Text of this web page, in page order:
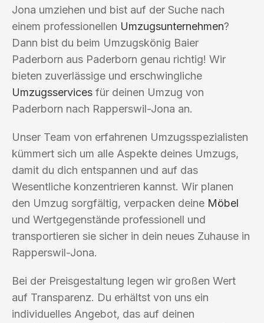
Jona umziehen und bist auf der Suche nach
einem professionellen Umzugsunternehmen?
Dann bist du beim Umzugskönig Baier
Paderborn aus Paderborn genau richtig! Wir
bieten zuverlässige und erschwingliche
Umzugsservices für deinen Umzug von
Paderborn nach Rapperswil-Jona an.
Unser Team von erfahrenen Umzugsspezialisten
kümmert sich um alle Aspekte deines Umzugs,
damit du dich entspannen und auf das
Wesentliche konzentrieren kannst. Wir planen
den Umzug sorgfältig, verpacken deine Möbel
und Wertgegenstände professionell und
transportieren sie sicher in dein neues Zuhause in
Rapperswil-Jona.
Bei der Preisgestaltung legen wir großen Wert
auf Transparenz. Du erhältst von uns ein
individuelles Angebot, das auf deinen